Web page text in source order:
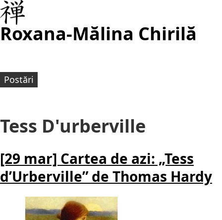
Roxana-Mălina Chirilă
Postări
Tess D'urberville
[29 mar] Cartea de azi: „Tess
d’Urberville” de Thomas Hardy